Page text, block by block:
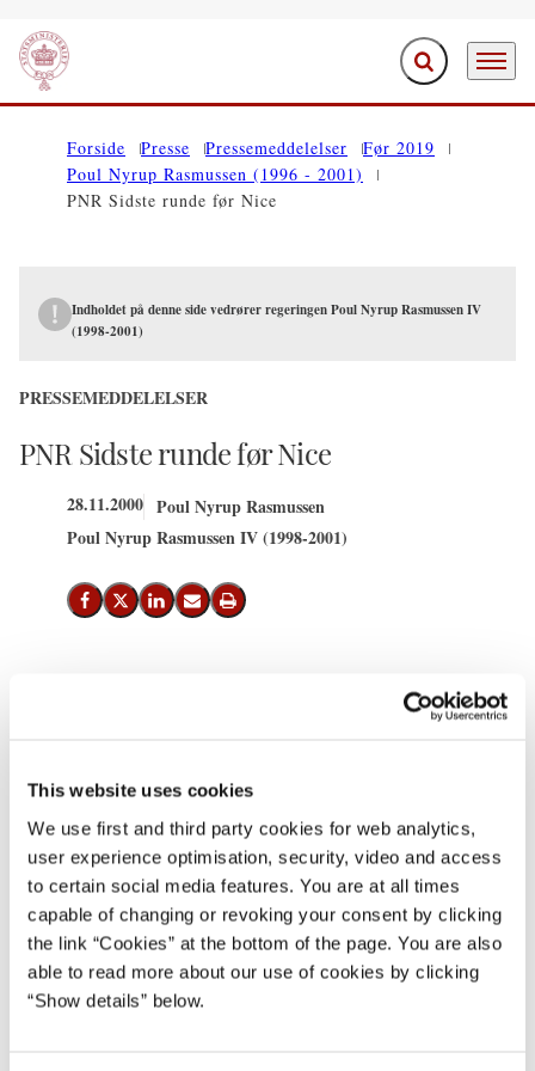
This website uses cookies
We use first and third party cookies for web analytics,
user experience optimisation, security, video and access
to certain social media features. You are at all times
capable of changing or revoking your consent by clicking
the link “Cookies” at the bottom of the page. You are also
able to read more about our use of cookies by clicking
“Show details” below.
Gå til forsiden Fold søgefelt ud
Menu
Forside Presse Pressemeddelelser
Før 2019
Poul Nyrup Rasmussen (1996 - 2001)
PNR Sidste runde før Nice
Indholdet på denne side vedrører regeringen Poul Nyrup Rasmussen IV
(1998-2001)
PRESSEMEDDELELSER
PNR Sidste runde før Nice
28.11.2000 Poul Nyrup Rasmussen
Poul Nyrup Rasmussen IV (1998-2001)
Del på Facebook
Del på X (Twitter)
Del på LinkedIn
Send email
Print
Nice-traktaten er på dagsordenen, når præsident Jacques Chirac
Vi skal finde løsninger, som vi alle sammen kan fungere med, og
som bygger på ligeværd og gensidig respekt. Og så skal vi
fastholde, hvad det hele drejer sig om: At vi i Nice finder de
løsninger, der gør, at Europa med de nye demokratiske landes
optagelse varigt kan blive helt og fredeligt', siger Poul Nyrup
Rasmussen forud for aftenens møde.